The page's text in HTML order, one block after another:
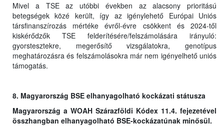
Mivel a TSE az utóbbi években az alacsony prioritású
betegségek közé került, így az igénylehető Európai Uniós
társfinanszírozás mértéke évről-évre csökkent és 2024-től
kiskérődzők TSE felderítésére/felszámolására irányuló:
gyorstesztekre, megerősítő vizsgálatokra, genotípus
meghatározásra és felszámolásokra már nem igényelhető uniós
támogatás.
8. Magyarország BSE elhanyagolható kockázati státusza
Magyarország a WOAH Szárazföldi Kódex 11.4. fejezetével
összhangban elhanyagolható BSE-kockázatúnak minősül.